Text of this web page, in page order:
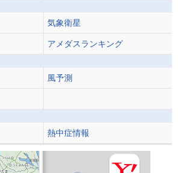
気象衛星
アメダスランキング
風予測
熱中症情報